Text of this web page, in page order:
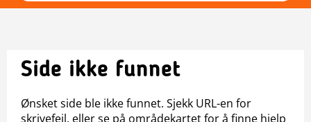
Side ikke funnet
Ønsket side ble ikke funnet. Sjekk URL-en for
skrivefeil, eller se på områdekartet for å finne hjelp